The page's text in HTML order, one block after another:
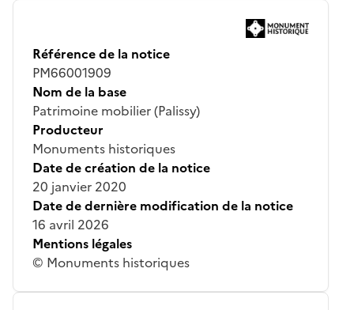
Référence de la notice
PM66001909
Nom de la base
Patrimoine mobilier (Palissy)
Producteur
Monuments historiques
Date de création de la notice
20 janvier 2020
Date de dernière modification de la notice
16 avril 2026
Mentions légales
© Monuments historiques